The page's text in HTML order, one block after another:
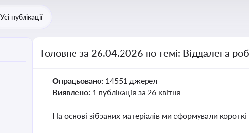
Усі публікації
Головне за 26.04.2026 по темі: Віддалена
Опрацьовано: 14551 джерел
Виявлено: 1 публікація за 26 квітня
На основі зібраних матеріалів ми сформували короткі